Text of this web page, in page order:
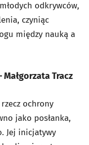
odkrywców,
czyniąc
między nauką a
Tracz
ochrony
jako posłanka,
Jej inicjatywy